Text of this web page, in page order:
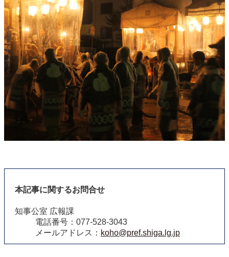
本記事に関するお問合せ
知事公室 広報課
電話番号：077-528-3043
メールアドレス： koho@pref.shiga.lg.jp